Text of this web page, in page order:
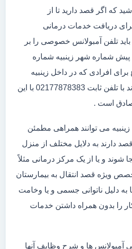
که اگر قصد دارید تا از
دریافت خدمات درمانی
تلفن آمبولانس خصوصی را بر
کردن پیش شماره شهر زینبیه شماره
افرادی که در داخل زینبیه
ساکن هستند و قصد دارند با تلفن ثابت 02177878383 با این
صادق است .
می توانند همراهی مطمئن
دارند به دلایل مختلف از منزل
شوند و یا از یک مرکز درمانی مثلاً
ویژه قصد انتقال به بیمارستان
به دلیل ناتوانی جسمی و یا وخامت
را بدون همراه داشتن خدمات
آمبولانس ها و شرح وظایف آنها